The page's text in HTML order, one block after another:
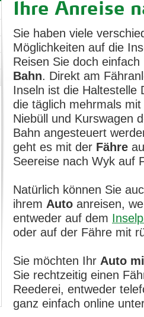
Ihre Anreise
Sie haben viele
Möglichkeiten auf die
Reisen Sie doch
Bahn. Direkt am
Inseln ist die Haltestelle
die täglich mehrmals
Niebüll und Kurswagen
Bahn angesteuert
geht es mit der Fähre
Seereise nach Wyk auf
Natürlich können Sie
ihrem Auto anreisen,
entweder auf dem
oder auf der Fähre mit
Sie möchten Ihr Auto
Sie rechtzeitig einen
Reederei, entweder
ganz einfach online